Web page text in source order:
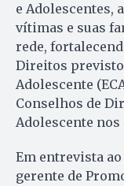
e Adolescentes,
vítimas e suas
rede,
Direitos previsto
Adolescente
Conselhos de
Adolescente
Em entrevista ao
gerente de